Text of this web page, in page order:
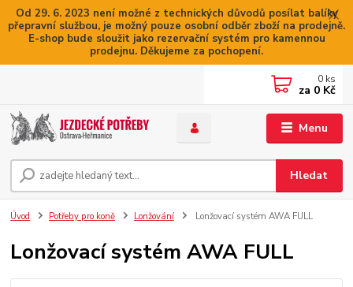
Od 29. 6. 2023 není možné z technických důvodů posílat balíky
přepravní službou, je možný pouze osobní odběr zboží na prodejně.
E-shop bude sloužit jako rezervační systém pro kamennou
prodejnu. Děkujeme za pochopení.
Menu
Hledat
0 ks
za 0 Kč
Úvod Potřeby pro koně Lonžování Lonžovací systém AWA FULL
Lonžovací systém AWA FULL